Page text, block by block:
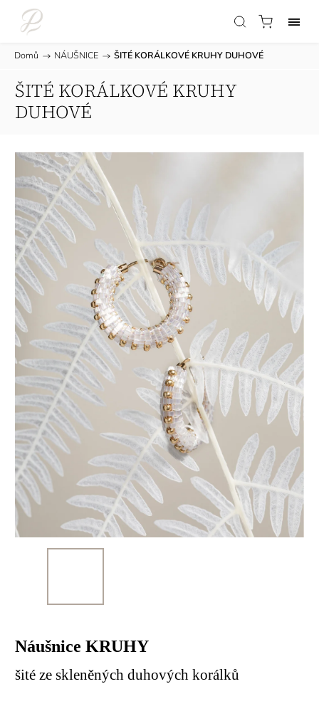
Domů / NÁUŠNICE / ŠITÉ KORÁLKOVÉ KRUHY DUHOVÉ
ŠITÉ KORÁLKOVÉ KRUHY
DUHOVÉ
Náušnice KRUHY
šité ze skleněných duhových korálků